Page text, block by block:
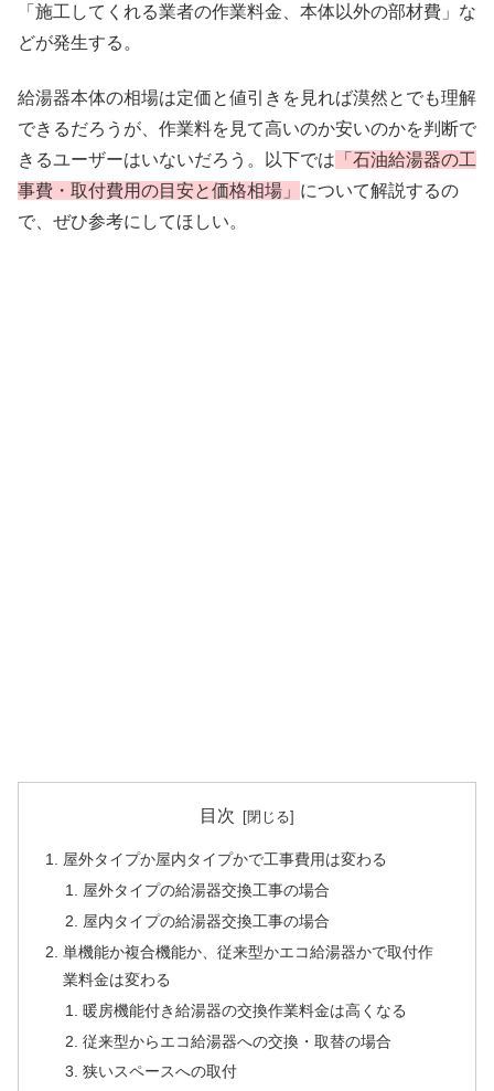
「施工してくれる業者の作業料金、本体以外の部材費」な
どが発生する。
給湯器本体の相場は定価と値引きを見れば漠然とでも理解
できるだろうが、作業料を見て高いのか安いのかを判断で
きるユーザーはいないだろう。以下では 「石油給湯器の工
事費・取付費用の目安と価格相場」 について解説するの
で、ぜひ参考にしてほしい。
目次
屋外タイプか屋内タイプかで工事費用は変わる
屋外タイプの給湯器交換工事の場合
屋内タイプの給湯器交換工事の場合
単機能か複合機能か、従来型かエコ給湯器かで取付作
業料金は変わる
暖房機能付き給湯器の交換作業料金は高くなる
従来型からエコ給湯器への交換・取替の場合
狭いスペースへの取付